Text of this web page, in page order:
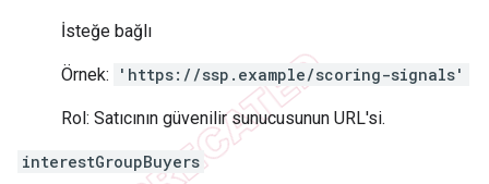
İsteğe bağlı
Örnek: 'https://ssp.example/scoring-signals'
Rol: Satıcının güvenilir sunucusunun URL'si.
interestGroupBuyers